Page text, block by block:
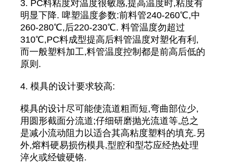
3. PC料粘度对温度很敏感,提高温度时,粘度有
明显下降. 啤塑温度参数:前料管240-260℃,中
260-280℃,后220-230℃. 料管温度勿超过
310℃,PC料成型提高后料管温度对塑化有利,
而一般塑料加工,料管温度控制都是前高后低的
原则.
4. 模具的设计要求较高:
模具的设计尽可能使流道粗而短,弯曲部位少,
用圆形截面分流道;仔细研磨抛光流道等,总之
是减小流动阻力以适合其高粘度塑料的填充.另
外,熔料硬易损伤模具,型腔和型芯应经热处理
淬火或经镀硬铬.